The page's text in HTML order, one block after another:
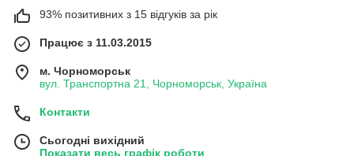
93% позитивних з 15 відгуків за рік
Працює з 11.03.2015
м. Чорноморськ
вул. Транспортна 21, Чорноморськ, Україна
Контакти
Сьогодні вихідний
Показати весь графік роботи